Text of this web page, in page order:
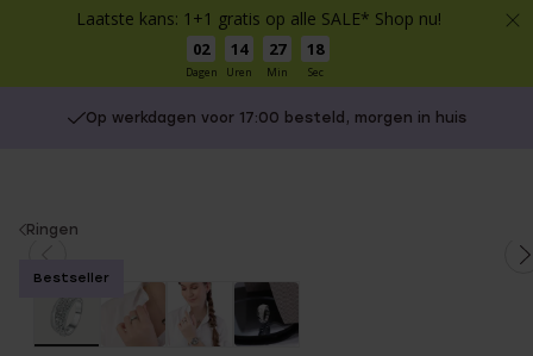
Laatste kans: 1+1 gratis op alle SALE* Shop nu!
02
Dagen
14
Uren
27
Min
18
Sec
Op werkdagen voor 17:00 besteld, morgen in huis
You
here:
Ringen
Bestseller